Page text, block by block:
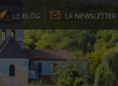
LE BLOG LA NEWSLETTER